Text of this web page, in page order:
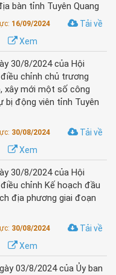
bàn tỉnh Tuyên Quang
16/09/2024
Tải về
Xem
30/8/2024 của Hội
chỉnh chủ trương
xây mới một số công
bị động viên tỉnh Tuyên
30/08/2024
Tải về
Xem
30/8/2024 của Hội
chỉnh Kế hoạch đầu
địa phương giai đoạn
30/08/2024
Tải về
Xem
03/8/2024 của Ủy ban